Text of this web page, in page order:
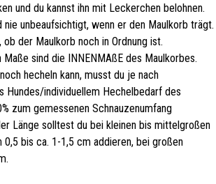
und du kannst ihn mit Leckerchen belohnen.
nie unbeaufsichtigt, wenn er den Maulkorb trägt.
der Maulkorb noch in Ordnung ist.
Maße sind die INNENMAßE des Maulkorbes.
hecheln kann, musst du je nach
Hundes/individuellem Hechelbedarf des
zum gemessenen Schnauzenumfang
Länge solltest du bei kleinen bis mittelgroßen
0,5 bis ca. 1-1,5 cm addieren, bei großen